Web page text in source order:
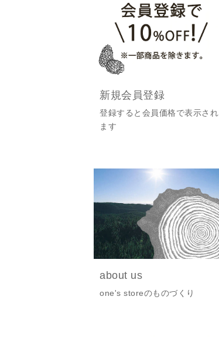
新規会員登録
登録すると会員価格で表示され
ます
about us
one's storeのものづくり